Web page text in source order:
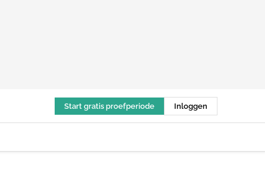
Start gratis proefperiode Inloggen